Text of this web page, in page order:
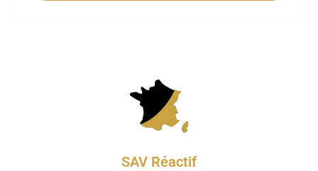
SAV Réactif